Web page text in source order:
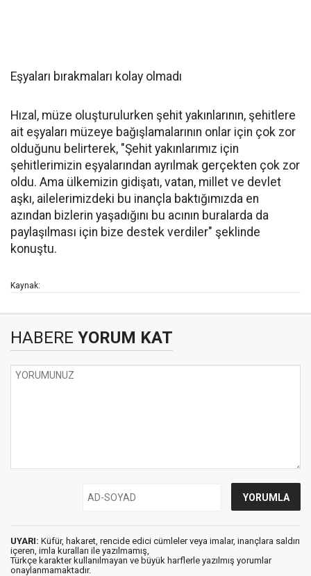
Eşyaları bırakmaları kolay olmadı
Hızal, müze oluşturulurken şehit yakınlarının, şehitlere
ait eşyaları müzeye bağışlamalarının onlar için çok zor
olduğunu belirterek, "Şehit yakınlarımız için
şehitlerimizin eşyalarından ayrılmak gerçekten çok zor
oldu. Ama ülkemizin gidişatı, vatan, millet ve devlet
aşkı, ailelerimizdeki bu inançla baktığımızda en
azından bizlerin yaşadığını bu acının buralarda da
paylaşılması için bize destek verdiler" şeklinde
konuştu.
Kaynak:
HABERE YORUM KAT
UYARI: Küfür, hakaret, rencide edici cümleler veya imalar, inançlara saldırı
içeren, imla kuralları ile yazılmamış,
Türkçe karakter kullanılmayan ve büyük harflerle yazılmış yorumlar
onaylanmamaktadır.